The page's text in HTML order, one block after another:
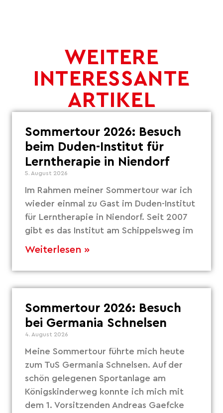
WEITERE
INTERESSANTE
ARTIKEL
Sommertour 2026: Besuch
beim Duden-Institut für
Lerntherapie in Niendorf
5. August 2026
Im Rahmen meiner Sommertour war ich
wieder einmal zu Gast im Duden-Institut
für Lerntherapie in Niendorf. Seit 2007
gibt es das Institut am Schippelsweg im
Weiterlesen »
Sommertour 2026: Besuch
bei Germania Schnelsen
4. August 2026
Meine Sommertour führte mich heute
zum TuS Germania Schnelsen. Auf der
schön gelegenen Sportanlage am
Königskinderweg konnte ich mich mit
dem 1. Vorsitzenden Andreas Gaefcke